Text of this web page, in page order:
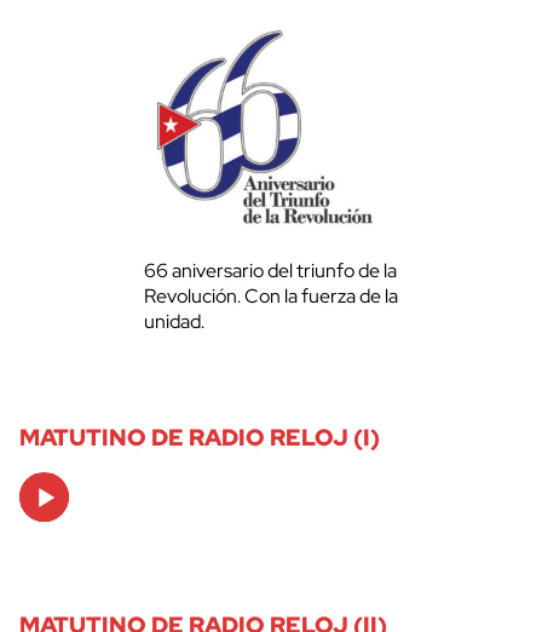
66 aniversario del triunfo de la
Revolución. Con la fuerza de la
unidad.
MATUTINO DE RADIO RELOJ (I)
Audio
Player
MATUTINO DE RADIO RELOJ (II)